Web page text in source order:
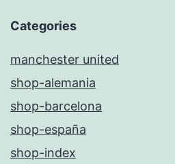
Categories
manchester united
shop-alemania
shop-barcelona
shop-españa
shop-index